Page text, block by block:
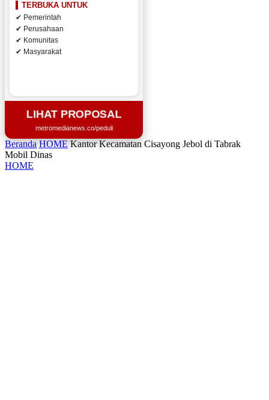
TERBUKA UNTUK
✔ Pemerintah
✔ Perusahaan
✔ Komunitas
✔ Masyarakat
LIHAT PROPOSAL
metromedianews.co/peduli
Beranda HOME Kantor Kecamatan Cisayong Jebol di Tabrak
Mobil Dinas
HOME